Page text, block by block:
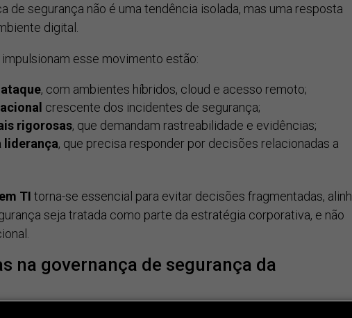
de segurança não é uma tendência isolada, mas uma resposta
digital.
esse movimento estão:
, com ambientes híbridos, cloud e acesso remoto;
crescente dos incidentes de segurança;
rigorosas, que demandam rastreabilidade e evidências;
liderança, que precisa responder por decisões relacionadas a
TI torna-se essencial para evitar decisões fragmentadas,
seja tratada como parte da estratégia corporativa, e não
na governança de segurança da
para acompanhar a complexidade do ambiente digital.